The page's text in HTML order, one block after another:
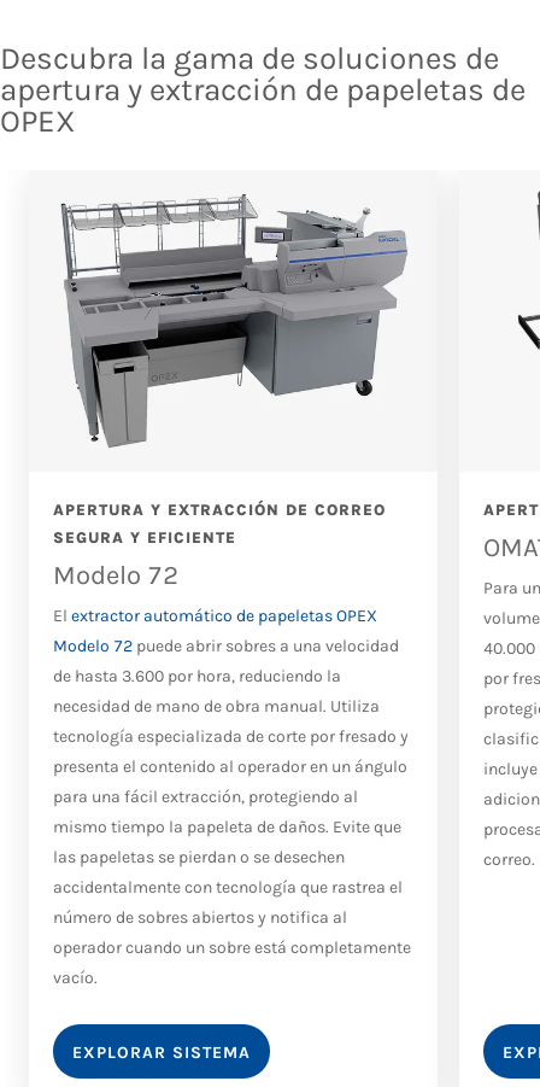
Descubra la gama de soluciones de
apertura y extracción de papeletas de
OPEX
APERTURA Y EXTRACCIÓN DE CORREO
SEGURA Y EFICIENTE
Modelo 72
El extractor automático de papeletas OPEX
Modelo 72 puede abrir sobres a una velocidad
de hasta 3.600 por hora, reduciendo la
necesidad de mano de obra manual. Utiliza
tecnología especializada de corte por fresado y
presenta el contenido al operador en un ángulo
para una fácil extracción, protegiendo al
mismo tiempo la papeleta de daños. Evite que
las papeletas se pierdan o se desechen
accidentalmente con tecnología que rastrea el
número de sobres abiertos y notifica al
operador cuando un sobre está completamente
vacío.
EXPLORAR SISTEMA
Para
40.000
por
correo.